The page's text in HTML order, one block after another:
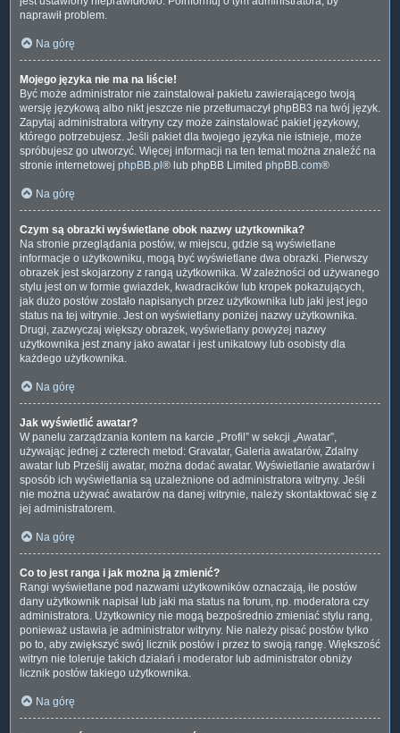
naprawił problem.
Na górę
Mojego języka nie ma na liście!
Być może administrator nie zainstalował pakietu zawierającego twoją
wersję językową albo nikt jeszcze nie przetłumaczył phpBB3 na twój język.
Zapytaj administratora witryny czy może zainstalować pakiet językowy,
którego potrzebujesz. Jeśli pakiet dla twojego języka nie istnieje, może
spróbujesz go utworzyć. Więcej informacji na ten temat można znaleźć na
stronie internetowej phpBB.pl® lub phpBB Limited phpBB.com®
Na górę
Czym są obrazki wyświetlane obok nazwy użytkownika?
Na stronie przeglądania postów, w miejscu, gdzie są wyświetlane
informacje o użytkowniku, mogą być wyświetlane dwa obrazki. Pierwszy
obrazek jest skojarzony z rangą użytkownika. W zależności od używanego
stylu jest on w formie gwiazdek, kwadracików lub kropek pokazujących,
jak dużo postów zostało napisanych przez użytkownika lub jaki jest jego
status na tej witrynie. Jest on wyświetlany poniżej nazwy użytkownika.
Drugi, zazwyczaj większy obrazek, wyświetlany powyżej nazwy
użytkownika jest znany jako awatar i jest unikatowy lub osobisty dla
każdego użytkownika.
Na górę
Jak wyświetlić awatar?
W panelu zarządzania kontem na karcie „Profil” w sekcji „Awatar”,
używając jednej z czterech metod: Gravatar, Galeria awatarów, Zdalny
awatar lub Prześlij awatar, można dodać awatar. Wyświetlanie awatarów i
sposób ich wyświetlania są uzależnione od administratora witryny. Jeśli
nie można używać awatarów na danej witrynie, należy skontaktować się z
jej administratorem.
Na górę
Co to jest ranga i jak można ją zmienić?
Rangi wyświetlane pod nazwami użytkowników oznaczają, ile postów
dany użytkownik napisał lub jaki ma status na forum, np. moderatora czy
administratora. Użytkownicy nie mogą bezpośrednio zmieniać stylu rang,
ponieważ ustawia je administrator witryny. Nie należy pisać postów tylko
po to, aby zwiększyć swój licznik postów i przez to swoją rangę. Większość
witryn nie toleruje takich działań i moderator lub administrator obniży
licznik postów takiego użytkownika.
Na górę